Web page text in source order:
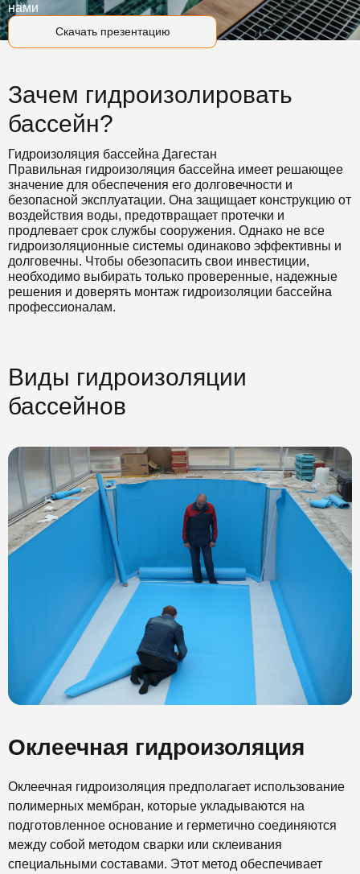
Скачать презентацию
нами
Зачем гидроизолировать
бассейн?
Гидроизоляция бассейна Дагестан
Правильная гидроизоляция бассейна имеет решающее
значение для обеспечения его долговечности и
безопасной эксплуатации. Она защищает конструкцию от
воздействия воды, предотвращает протечки и
продлевает срок службы сооружения. Однако не все
гидроизоляционные системы одинаково эффективны и
долговечны. Чтобы обезопасить свои инвестиции,
необходимо выбирать только проверенные, надежные
решения и доверять монтаж гидроизоляции бассейна
профессионалам.
Виды гидроизоляции
бассейнов
Оклеечная гидроизоляция
Оклеечная гидроизоляция предполагает использование
полимерных мембран, которые укладываются на
подготовленное основание и герметично соединяются
между собой методом сварки или склеивания
специальными составами. Этот метод обеспечивает